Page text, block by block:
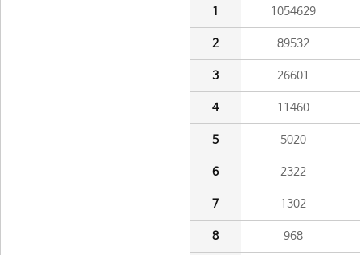
1 1054629
2 89532
3 26601
4 11460
5 5020
6 2322
7 1302
8 968